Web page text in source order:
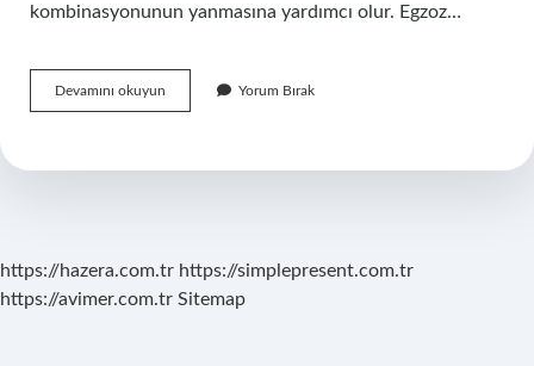
kombinasyonunun yanmasına yardımcı olur. Egzoz…
Devamını okuyun Bindirme
Nedir
Yorum Bırak
https://hazera.com.tr https://simplepresent.com.tr
https://avimer.com.tr Sitemap